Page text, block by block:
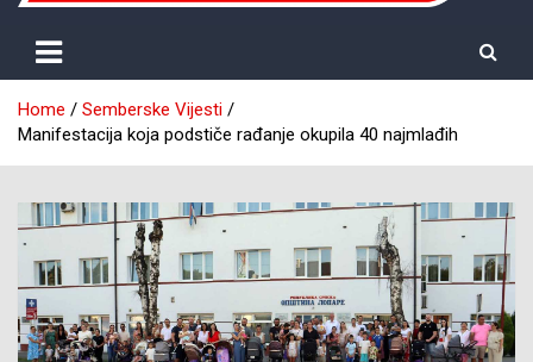
NTV Arena
Home
Semberske Vijesti
Manifestacija koja podstiče rađanje okupila 40 najmlađih